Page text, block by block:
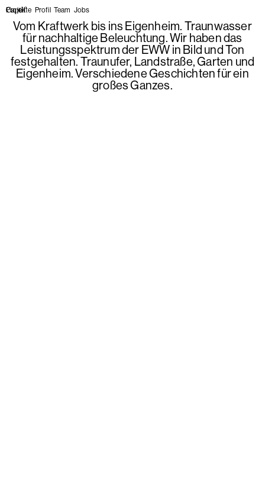
Projekte Profil Team Jobs
Vom Kraftwerk bis ins Eigenheim. Traunwasser
für nachhaltige Beleuchtung. Wir haben das
Leistungsspektrum der EWW in Bild und Ton
festgehalten. Traunufer, Landstraße, Garten und
Eigenheim. Verschiedene Geschichten für ein
großes Ganzes.